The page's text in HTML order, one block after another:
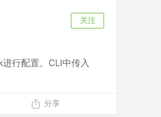
关注
行配置。CLI中传入
分享